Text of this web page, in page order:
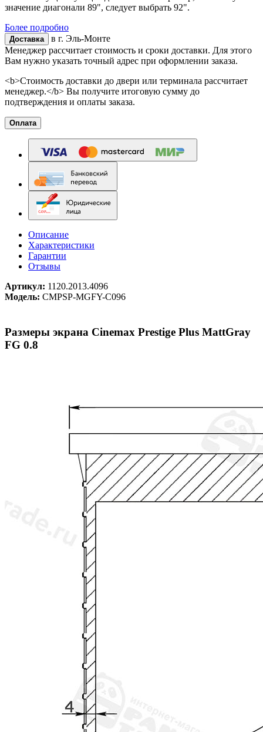
значение диагонали 89", следует выбрать 92".
Более подробно
Доставка в г. Эль-Монте
Менеджер рассчитает стоимость и сроки доставки. Для этого
Вам нужно указать точный адрес при оформлении заказа.
<b>Стоимость доставки до двери или терминала рассчитает
менеджер.</b> Вы получите итоговую сумму до
подтверждения и оплаты заказа.
Оплата
Описание
Характеристики
Гарантии
Отзывы
Артикул: 1120.2013.4096
Модель: CMPSP-MGFY-C096
Размеры экрана Cinemax Prestige Plus MattGray
FG 0.8